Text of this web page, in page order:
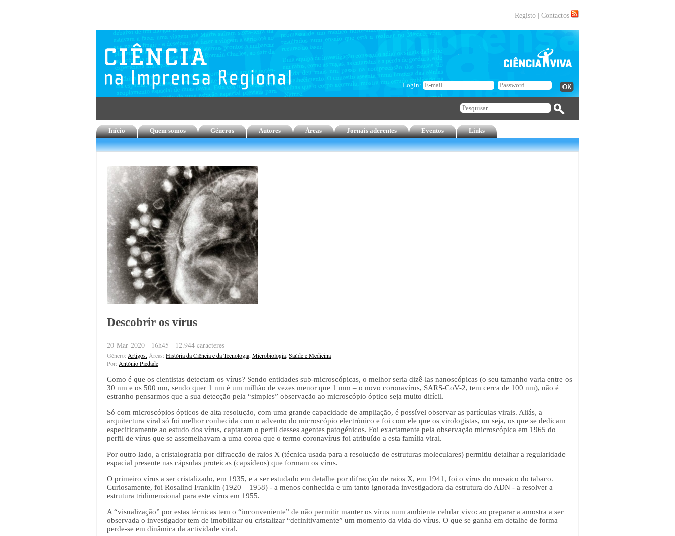
Registo Contactos
Login:
Início Quem somos Géneros Autores Áreas Jornais aderentes Eventos Links
Descobrir os vírus
20 Mar 2020 - 16h45 - 12.944 caracteres
Género: Artigos. Áreas: História da Ciência e da Tecnologia Microbiologia Saúde e Medicina
Por: António Piedade
Como é que os cientistas detectam os vírus? Sendo entidades sub-microscópicas, o melhor seria dizê-las nanoscópicas (o seu tamanho varia entre os
30 nm e os 500 nm, sendo quer 1 nm é um milhão de vezes menor que 1 mm – o novo coronavírus, SARS-CoV-2, tem cerca de 100 nm), não é
estranho pensarmos que a sua detecção pela “simples” observação ao microscópio óptico seja muito difícil.
Só com microscópios ópticos de alta resolução, com uma grande capacidade de ampliação, é possível observar as partículas virais. Aliás, a
arquitectura viral só foi melhor conhecida com o advento do microscópio electrónico e foi com ele que os virologistas, ou seja, os que se dedicam
especificamente ao estudo dos vírus, captaram o perfil desses agentes patogénicos. Foi exactamente pela observação microscópica em 1965 do
perfil de vírus que se assemelhavam a uma coroa que o termo coronavírus foi atribuído a esta família viral.
Por outro lado, a cristalografia por difracção de raios X (técnica usada para a resolução de estruturas moleculares) permitiu detalhar a regularidade
espacial presente nas cápsulas proteicas (capsídeos) que formam os vírus.
O primeiro vírus a ser cristalizado, em 1935, e a ser estudado em detalhe por difracção de raios X, em 1941, foi o vírus do mosaico do tabaco.
Curiosamente, foi Rosalind Franklin (1920 – 1958) - a menos conhecida e um tanto ignorada investigadora da estrutura do ADN - a resolver a
estrutura tridimensional para este vírus em 1955.
A “visualização” por estas técnicas tem o “inconveniente” de não permitir manter os vírus num ambiente celular vivo: ao preparar a amostra a ser
observada o investigador tem de imobilizar ou cristalizar “definitivamente” um momento da vida do vírus. O que se ganha em detalhe de forma
perde-se em dinâmica da actividade viral.